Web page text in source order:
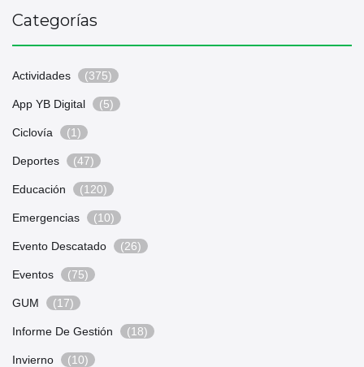
Categorías
Actividades (375)
App YB Digital (5)
Ciclovía (1)
Deportes (47)
Educación (120)
Emergencias (10)
Evento Descatado (26)
Eventos (75)
GUM (17)
Informe De Gestión (18)
Invierno (10)